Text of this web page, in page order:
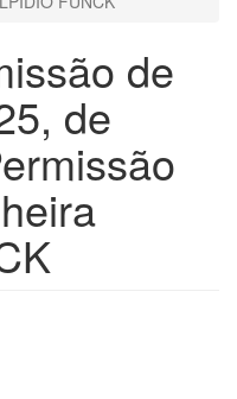
de
de